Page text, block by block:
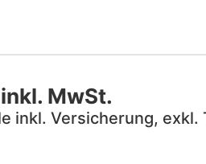
MwSt.
inkl. Versicherung,